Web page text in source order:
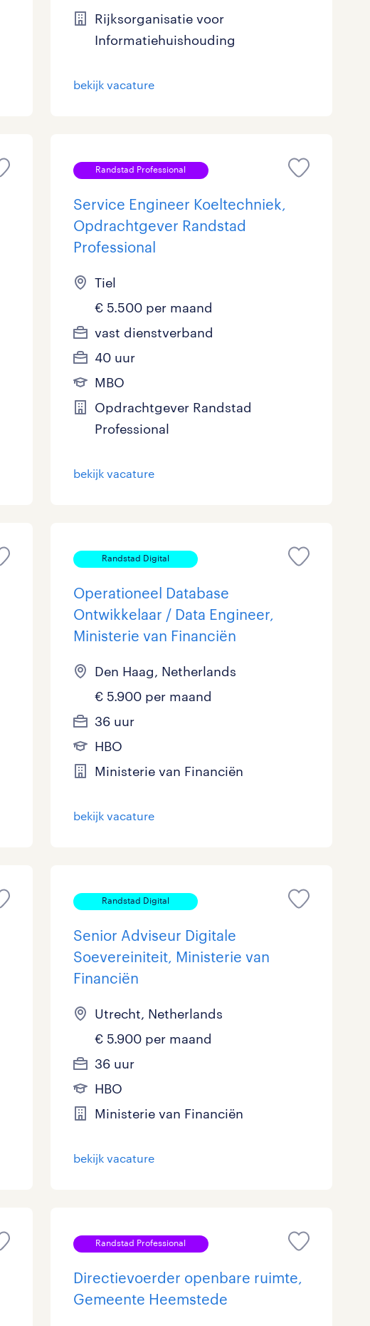
Marketing & Communicatie 33
Schoonmaak 23
Rijksorganisatie voor
Informatiehuishouding
bekijk vacature
Randstad Professional
Service Engineer Koeltechniek,
Opdrachtgever Randstad
Professional
Tiel
€ 5.500 per maand
vast dienstverband
40 uur
MBO
Opdrachtgever Randstad
Professional
bekijk vacature
Randstad Digital
Operationeel Database
Ontwikkelaar / Data Engineer,
Ministerie van Financiën
Den Haag, Netherlands
€ 5.900 per maand
36 uur
HBO
Ministerie van Financiën
bekijk vacature
Randstad Digital
Senior Adviseur Digitale
Soevereiniteit, Ministerie van
Financiën
Utrecht, Netherlands
€ 5.900 per maand
36 uur
HBO
Ministerie van Financiën
bekijk vacature
Randstad Professional
Directievoerder openbare ruimte,
Gemeente Heemstede